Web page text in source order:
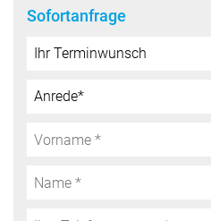
Sofortanfrage